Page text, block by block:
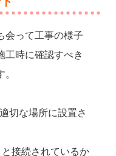
会って工事の様子
工時に確認すべき
切な場所に設置さ
接続されているか